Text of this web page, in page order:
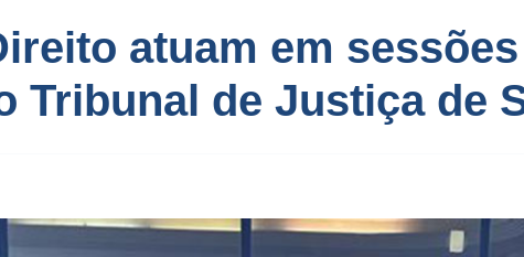
atuam em
Tribunal de Justiça de